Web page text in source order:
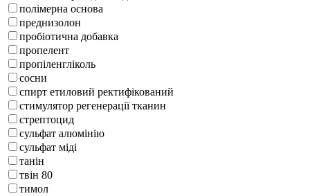
полімерна основа
преднизолон
пробіотична добавка
пропелент
пропіленгліколь
сосни
спирт етиловий ректифікований
стимулятор регенерації тканин
стрептоцид
сульфат алюмінію
сульфат міді
танін
твін 80
тимол